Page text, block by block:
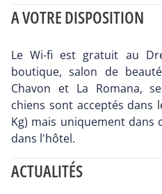
A VOTRE DISPOSITION
Le Wi-fi est gratuit au
boutique, salon de
Chavon et La Romana,
chiens sont acceptés dans
Kg) mais uniquement dans
dans l'hôtel.
ACTUALITÉS